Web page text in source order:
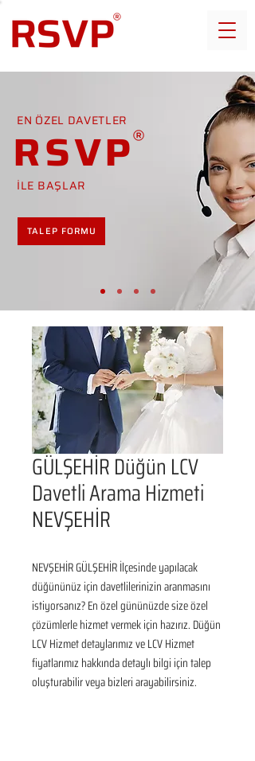
EN ÖZEL DAVETLER
RSVP
İLE BAŞLAR
TALEP FORMU
GÜLŞEHİR Düğün LCV
Davetli Arama Hizmeti
NEVŞEHİR
NEVŞEHİR GÜLŞEHİR İlçesinde yapılacak
düğününüz için davetlilerinizin aranmasını
istiyorsanız? En özel gününüzde size özel
çözümlerle hizmet vermek için hazırız. Düğün
LCV Hizmet detaylarımız ve LCV Hizmet
fiyatlarımız hakkında detaylı bilgi için talep
oluşturabilir veya bizleri arayabilirsiniz.